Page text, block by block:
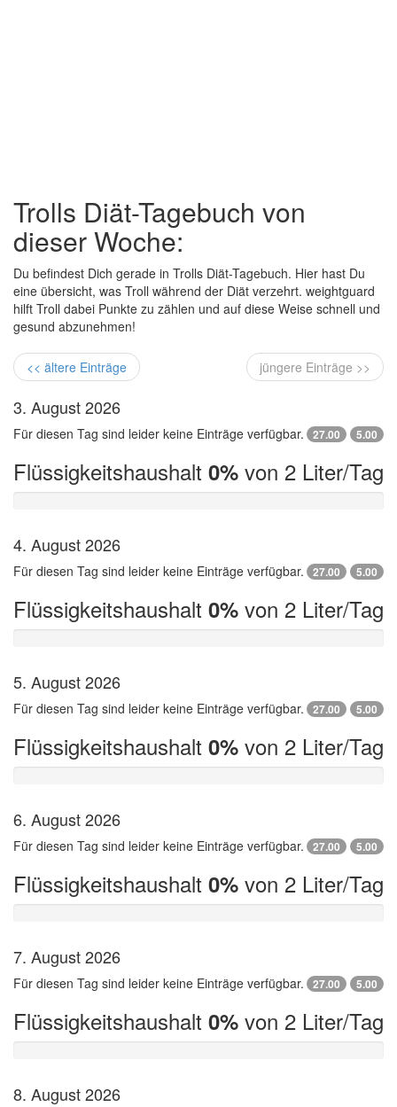
Trolls Diät-Tagebuch von
dieser Woche:
Du befindest Dich gerade in Trolls Diät-Tagebuch. Hier hast Du
eine übersicht, was Troll während der Diät verzehrt. weightguard
hilft Troll dabei Punkte zu zählen und auf diese Weise schnell und
gesund abzunehmen!
<< ältere Einträge jüngere Einträge >>
3. August 2026
27.00 5.00
Für diesen Tag sind leider keine Einträge verfügbar.
Flüssigkeitshaushalt 0% von 2 Liter/Tag
4. August 2026
27.00 5.00
Für diesen Tag sind leider keine Einträge verfügbar.
Flüssigkeitshaushalt 0% von 2 Liter/Tag
5. August 2026
27.00 5.00
Für diesen Tag sind leider keine Einträge verfügbar.
Flüssigkeitshaushalt 0% von 2 Liter/Tag
6. August 2026
27.00 5.00
Für diesen Tag sind leider keine Einträge verfügbar.
Flüssigkeitshaushalt 0% von 2 Liter/Tag
7. August 2026
27.00 5.00
Für diesen Tag sind leider keine Einträge verfügbar.
Flüssigkeitshaushalt 0% von 2 Liter/Tag
8. August 2026